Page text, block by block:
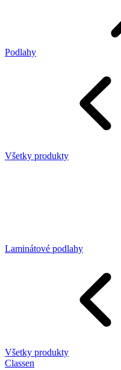
Podlahy
Všetky produkty
Laminátové podlahy
Všetky produkty
Classen